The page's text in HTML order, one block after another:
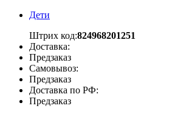
Дети
Штрих код:824968201251
Доставка:
Предзаказ
Самовывоз:
Предзаказ
Доставка по РФ:
Предзаказ